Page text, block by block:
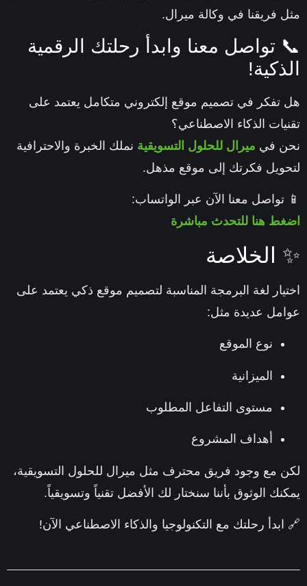
فريقنا في وكالة ميرال.
تواصل معنا وابدأ رحلتك الرقمية
في تصميم موقع إلكتروني متكامل يعتمد على
الذكاء الاصطناعي؟
في ميرال للحلول التسويقيةنملك الخبرة والاحترافية
فكرتك إلى موقع مذهل.
معنا الآن عبر الواتساب:
هنا للتحدث مباشرة
الخلاصة
لغة البرمجة المناسبة لتصميم موقع ذكي يعتمد على
عديدة مثل:
نوع الموقع
الميزانية
مستوى التفاعل المطلوب
أهداف المشروع
مع وجود فريق محترف مثلميرال للحلول التسويقية،
الوثوق بأننا سنختار لك الأفضل تقنياً وتسويقياً.
ابدأ رحلتك مع التكنولوجيا والذكاء الاصطناعي الآن!